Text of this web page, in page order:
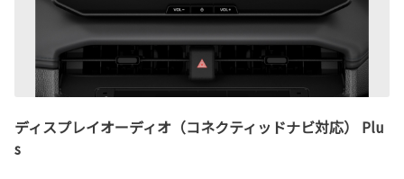
ディスプレイオーディオ（コネクティッドナビ対応） Plu
s